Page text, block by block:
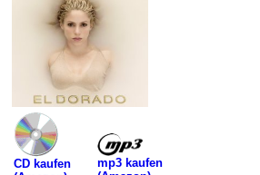
CD kaufen
mp3 kaufen